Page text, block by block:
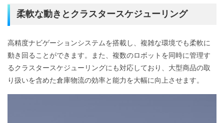
柔軟な動きとクラスタースケジューリング
高精度ナビゲーションシステムを搭載し、複雑な環境でも柔軟に
動き回ることができます。また、複数のロボットを同時に管理す
るクラスタースケジューリングにも対応しており、大型商品の取
り扱いを含めた倉庫物流の効率と能力を大幅に向上させます。